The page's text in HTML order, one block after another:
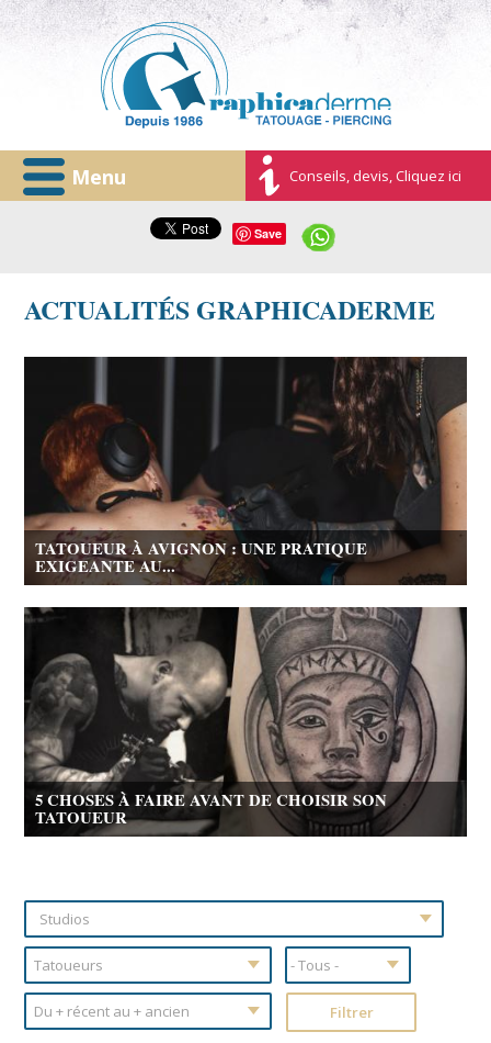
Menu Conseils, devis, Cliquez ici
Save
ACTUALITÉS GRAPHICADERME
TATOUEUR À AVIGNON : UNE PRATIQUE
EXIGEANTE AU...
5 CHOSES À FAIRE AVANT DE CHOISIR SON
TATOUEUR